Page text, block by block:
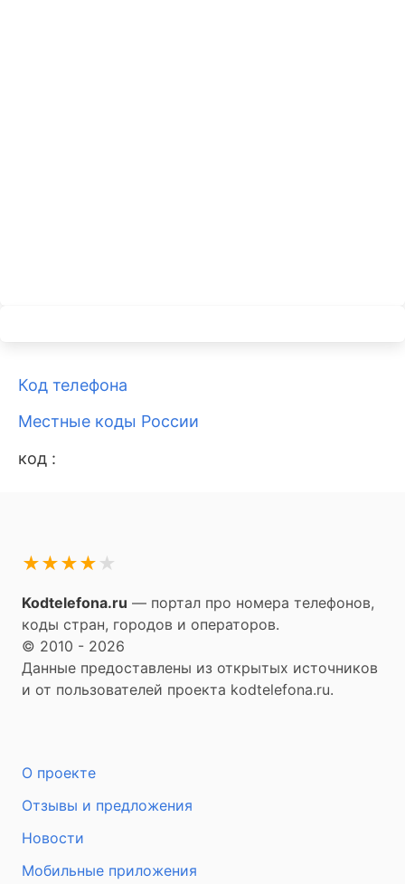
Код телефона
Местные коды России
код :
★
★
★
★
★
Kodtelefona.ru — портал про номера телефонов,
коды стран, городов и операторов.
© 2010 - 2026
Данные предоставлены из открытых источников
и от пользователей проекта kodtelefona.ru.
О проекте
Отзывы и предложения
Новости
Мобильные приложения